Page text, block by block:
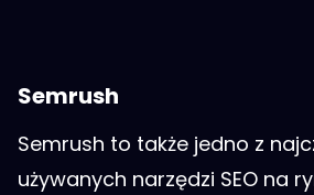
Semrush
Semrush to także jedno z
używanych narzędzi SEO na